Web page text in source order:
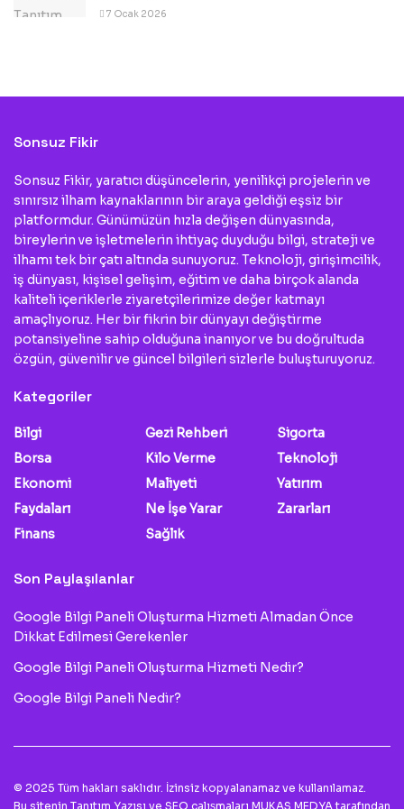
7 Ocak 2026
Sonsuz Fikir
Sonsuz Fikir, yaratıcı düşüncelerin, yenilikçi projelerin ve
sınırsız ilham kaynaklarının bir araya geldiği eşsiz bir
platformdur. Günümüzün hızla değişen dünyasında,
bireylerin ve işletmelerin ihtiyaç duyduğu bilgi, strateji ve
ilhamı tek bir çatı altında sunuyoruz. Teknoloji, girişimcilik,
iş dünyası, kişisel gelişim, eğitim ve daha birçok alanda
kaliteli içeriklerle ziyaretçilerimize değer katmayı
amaçlıyoruz. Her bir fikrin bir dünyayı değiştirme
potansiyeline sahip olduğuna inanıyor ve bu doğrultuda
özgün, güvenilir ve güncel bilgileri sizlerle buluşturuyoruz.
Kategoriler
Bilgi
Borsa
Ekonomi
Faydaları
Finans
Gezi Rehberi
Kilo Verme
Maliyeti
Ne İşe Yarar
Sağlık
Sigorta
Teknoloji
Yatırım
Zararları
Son Paylaşılanlar
Google Bilgi Paneli Oluşturma Hizmeti Almadan Önce
Dikkat Edilmesi Gerekenler
Google Bilgi Paneli Oluşturma Hizmeti Nedir?
Google Bilgi Paneli Nedir?
© 2025 Tüm hakları saklıdır. İzinsiz kopyalanamaz ve kullanılamaz.
Bu sitenin Tanıtım Yazısı ve SEO çalışmaları MUKAS MEDYAtarafından